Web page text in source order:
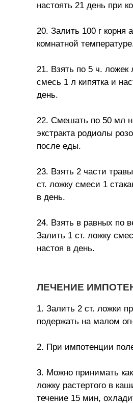
настоять 21 день при
20. Залить 100 г корня
комнатной
21. Взять по 5 ч. ложек
смесь 1 л кипятка и
день.
22. Смешать по 50 мл
экстракта родиолы
после еды.
23. Взять 2 части
ст. ложку смеси 1
в день.
24. Взять в равных по
Залить 1 ст. ложку
настоя в день.
ЛЕЧЕНИЕ
1. Залить 2 ст. ложки
подержать на малом
2. При импотенции
3. Можно принимать
ложку растертого в
течение 15 мин,